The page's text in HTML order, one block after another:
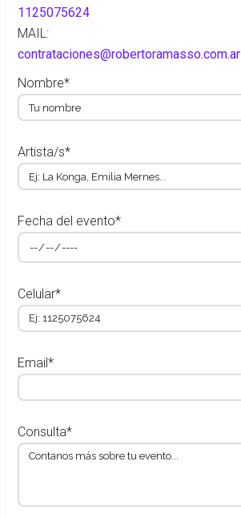
1125075624
MAIL:
contrataciones@robertoramasso.com.ar
Nombre*
Artista/s*
Fecha del evento*
Celular*
Email*
Consulta*